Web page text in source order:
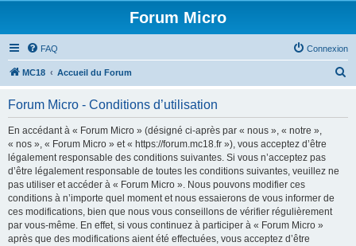
Forum Micro
FAQ Connexion
MC18 Accueil du Forum
Forum Micro - Conditions d’utilisation
En accédant à « Forum Micro » (désigné ci-après par « nous », « notre »,
« nos », « Forum Micro » et « https://forum.mc18.fr »), vous acceptez d’être
légalement responsable des conditions suivantes. Si vous n’acceptez pas
d’être légalement responsable de toutes les conditions suivantes, veuillez ne
pas utiliser et accéder à « Forum Micro ». Nous pouvons modifier ces
conditions à n’importe quel moment et nous essaierons de vous informer de
ces modifications, bien que nous vous conseillons de vérifier régulièrement
par vous-même. En effet, si vous continuez à participer à « Forum Micro »
après que des modifications aient été effectuées, vous acceptez d’être